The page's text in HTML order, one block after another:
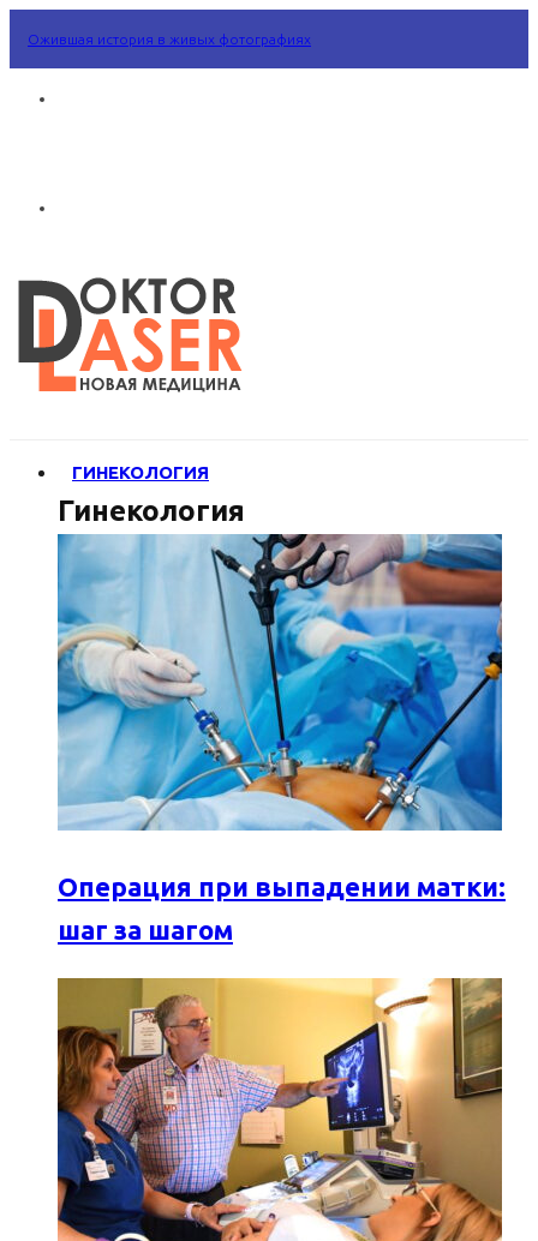
Ожившая история в живых фотографиях
ГИНЕКОЛОГИЯ
Гинекология
Операция при выпадении матки:
шаг за шагом